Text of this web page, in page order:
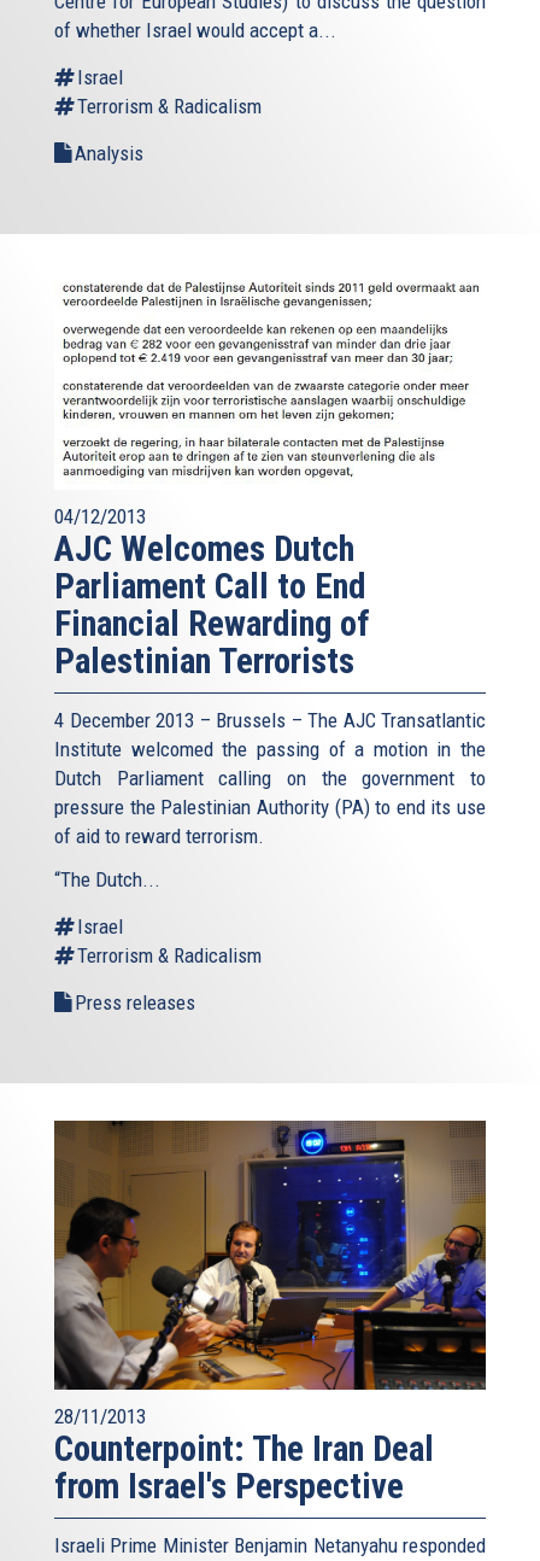
of whether Israel would accept a...
Israel
Terrorism & Radicalism
Analysis
04/12/2013
AJC Welcomes Dutch
Parliament Call to End
Financial Rewarding of
Palestinian Terrorists
4 December 2013 – Brussels – The AJC Transatlantic
Institute welcomed the passing of a motion in the
Dutch Parliament calling on the government to
pressure the Palestinian Authority (PA) to end its use
of aid to reward terrorism.
“The Dutch...
Israel
Terrorism & Radicalism
Press releases
28/11/2013
Counterpoint: The Iran Deal
from Israel's Perspective
Israeli Prime Minister Benjamin Netanyahu responded